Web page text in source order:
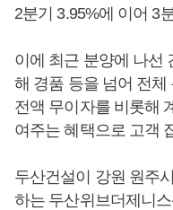
2분기 3.95%에 이어 3
이에 최근 분양에 나선
해 경품 등을 넘어 전
전액 무이자를 비롯해
여주는 혜택으로 고객
두산건설이 강원 원주
하는 두산위브더제니